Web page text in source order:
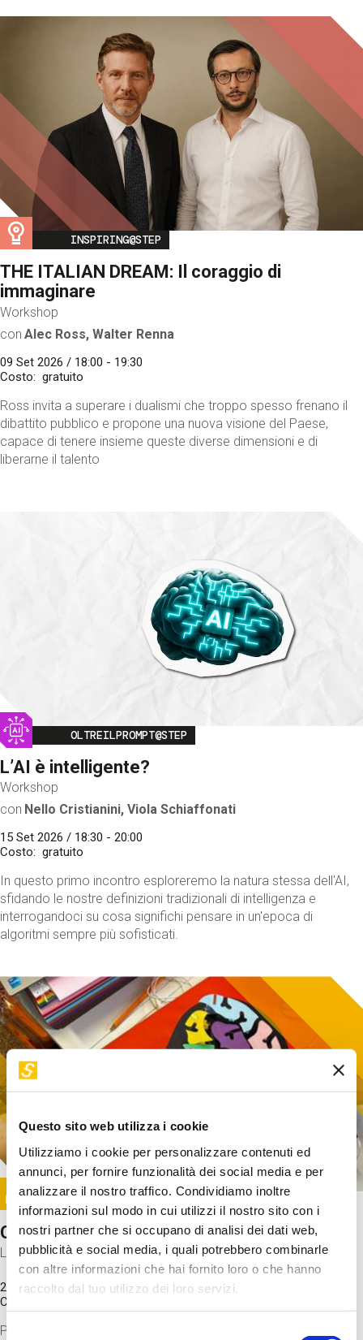
Questo sito web utilizza i cookie
Utilizziamo i cookie per personalizzare contenuti ed
annunci, per fornire funzionalità dei social media e per
analizzare il nostro traffico. Condividiamo inoltre
informazioni sul modo in cui utilizzi il nostro sito con i
nostri partner che si occupano di analisi dei dati web,
pubblicità e social media, i quali potrebbero combinarle
con altre informazioni che hai fornito loro o che hanno
raccolto dal tuo utilizzo dei loro servizi.
Selezione
Image
INSPIRING@STEP
THE ITALIAN DREAM: Il coraggio di
immaginare
Workshop
con Alec Ross, Walter Renna
09 Set 2026 / 18:00 - 19:30
Costo
gratuito
Ross invita a superare i dualismi che troppo spesso frenano il
dibattito pubblico e propone una nuova visione del Paese,
capace di tenere insieme queste diverse dimensioni e di
liberarne il talento
Image
OLTREILPROMPT@STEP
L’AI è intelligente?
Workshop
con Nello Cristianini, Viola Schiaffonati
15 Set 2026 / 18:30 - 20:00
Costo
gratuito
In questo primo incontro esploreremo la natura stessa dell'AI,
sfidando le nostre definizioni tradizionali di intelligenza e
interrogandoci su cosa significhi pensare in un'epoca di
algoritmi sempre più sofisticati.
Image
SUNDAY@STEP
Come funziona il cervello?
Laboratorio
20 Set 2026 / 11:15 - 13:00
Costo
Proveremo a costruire un cervello in cartoncino cercando di